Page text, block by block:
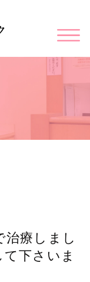
治療しまし
下さいま